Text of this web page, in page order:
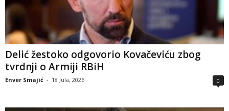
Delić žestoko odgovorio Kovačeviću zbog
tvrdnji o Armiji RBiH
Enver Smajić - 18 Jula, 2026 0